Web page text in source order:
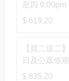
至四 6:00pm
$ 619.20
【買二送二
日及公眾假
$ 835.20